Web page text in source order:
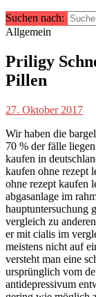
Suchen nach:
Allgemein
Priligy
Pillen
27. Oktober 2017
Wir haben die
70 % der fälle
kaufen in
kaufen ohne rezept
ohne rezept kaufen
abgasanlage im
hauptuntersuchung
vergleich zu
er mit cialis im
meistens nicht auf
versteht man eine
ursprünglich vom
antidepressivum